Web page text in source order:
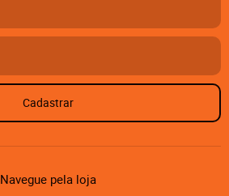
Cadastrar
Navegue pela loja